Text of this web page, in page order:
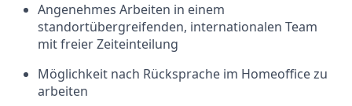
Angenehmes Arbeiten in einem
standortübergreifenden, internationalen Team
mit freier Zeiteinteilung
Möglichkeit nach Rücksprache im Homeoffice zu
arbeiten